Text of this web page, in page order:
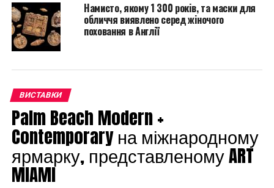
Намисто, якому 1 300 років, та маски для
обличчя виявлено серед жіночого
поховання в Англії
ВИСТАВКИ
Palm Beach Modern +
Contemporary на міжнародному
ярмарку, представленому ART
MIAMI